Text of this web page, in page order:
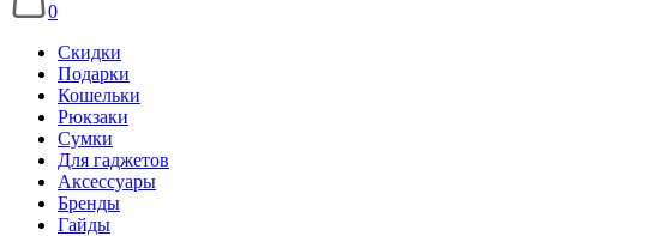
0
Скидки
Подарки
Кошельки
Рюкзаки
Сумки
Для гаджетов
Аксессуары
Бренды
Гайды